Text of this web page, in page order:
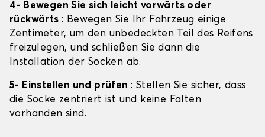
4- Bewegen Sie sich leicht vorwärts oder
rückwärts: Bewegen Sie Ihr Fahrzeug einige
Zentimeter, um den unbedeckten Teil des Reifens
freizulegen, und schließen Sie dann die
Installation der Socken ab.
5- Einstellen und prüfen : Stellen Sie sicher, dass
die Socke zentriert ist und keine Falten
vorhanden sind.